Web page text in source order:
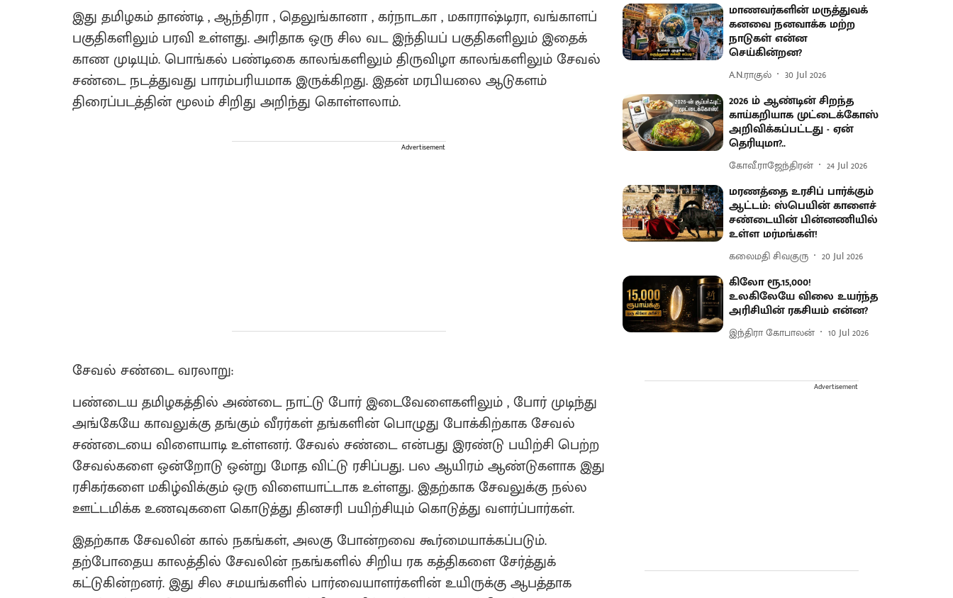
இது தமிழகம் தாண்டி , ஆந்திரா , தெலுங்கானா , கர்நாடகா , மகாராஷ்டிரா, வங்காளப்
பகுதிகளிலும் பரவி உள்ளது. அரிதாக ஒரு சில வட இந்தியப் பகுதிகளிலும் இதைக்
காண முடியும். பொங்கல் பண்டிகை காலங்களிலும் திருவிழா காலங்களிலும் சேவல்
சண்டை நடத்துவது பாரம்பரியமாக இருக்கிறது. இதன் மரபியலை ஆடுகளம்
திரைப்படத்தின் மூலம் சிறிது அறிந்து கொள்ளலாம்.
Advertisement
சேவல் சண்டை வரலாறு:
பண்டைய தமிழகத்தில் அண்டை நாட்டு போர் இடைவேளைகளிலும் , போர் முடிந்து
அங்கேயே காவலுக்கு தங்கும் வீரர்கள் தங்களின் பொழுது போக்கிற்காக சேவல்
சண்டையை விளையாடி உள்ளனர். சேவல் சண்டை என்பது இரண்டு பயிற்சி பெற்ற
சேவல்களை ஒன்றோடு ஒன்று மோத விட்டு ரசிப்பது. பல ஆயிரம் ஆண்டுகளாக இது
ரசிகர்களை மகிழ்விக்கும் ஒரு விளையாட்டாக உள்ளது. இதற்காக சேவலுக்கு நல்ல
ஊட்டமிக்க உணவுகளை கொடுத்து தினசரி பயிற்சியும் கொடுத்து வளர்ப்பார்கள்.
இதற்காக சேவலின் கால் நகங்கள், அலகு போன்றவை கூர்மையாக்கப்படும்.
தற்போதைய காலத்தில் சேவலின் நகங்களில் சிறிய ரக கத்திகளை சேர்த்துக்
கட்டுகின்றனர். இது சில சமயங்களில் பார்வையாளர்களின் உயிருக்கு ஆபத்தாக
மாணவர்களின் மருத்துவக்
கனவை நனவாக்க மற்ற
நாடுகள் என்ன
செய்கின்றன?
A.N.ராகுல் 30 Jul 2026
2026 ம் ஆண்டின் சிறந்த
காய்கறியாக முட்டைக்கோஸ்
அறிவிக்கப்பட்டது - ஏன்
தெரியுமா?..
கோவீ.ராஜேந்திரன் 24 Jul 2026
மரணத்தை உரசிப் பார்க்கும்
ஆட்டம்: ஸ்பெயின் காளைச்
சண்டையின் பின்னணியில்
உள்ள மர்மங்கள்!
கலைமதி சிவகுரு 20 Jul 2026
கிலோ ரூ.15,000!
உலகிலேயே விலை உயர்ந்த
அரிசியின் ரகசியம் என்ன?
இந்திரா கோபாலன் 10 Jul 2026
Advertisement